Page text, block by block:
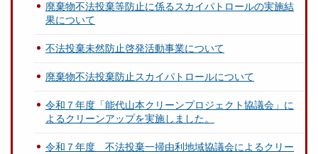
廃棄物不法投棄等防止に係るスカイパトロールの実施結
果について
不法投棄未然防止啓発活動事業について
廃棄物不法投棄防止スカイパトロールについて
令和７年度「能代山本クリーンプロジェクト協議会」に
よるクリーンアップを実施しました。
令和７年度 不法投棄一掃由利地域協議会によるクリー